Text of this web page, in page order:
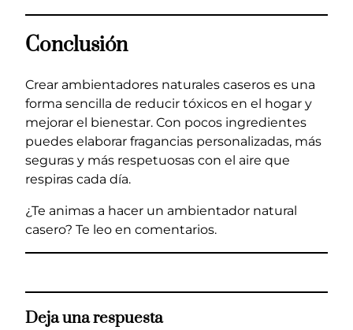
Conclusión
Crear ambientadores naturales caseros es una
forma sencilla de reducir tóxicos en el hogar y
mejorar el bienestar. Con pocos ingredientes
puedes elaborar fragancias personalizadas, más
seguras y más respetuosas con el aire que
respiras cada día.
¿Te animas a hacer un ambientador natural
casero? Te leo en comentarios.
Deja una respuesta